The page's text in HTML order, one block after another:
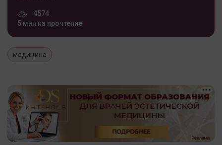
4574
5 мин на прочтение
медицина